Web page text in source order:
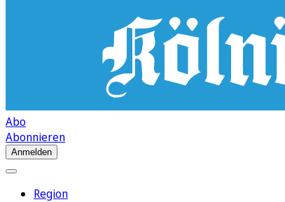
Abo
Abonnieren
Anmelden
Region